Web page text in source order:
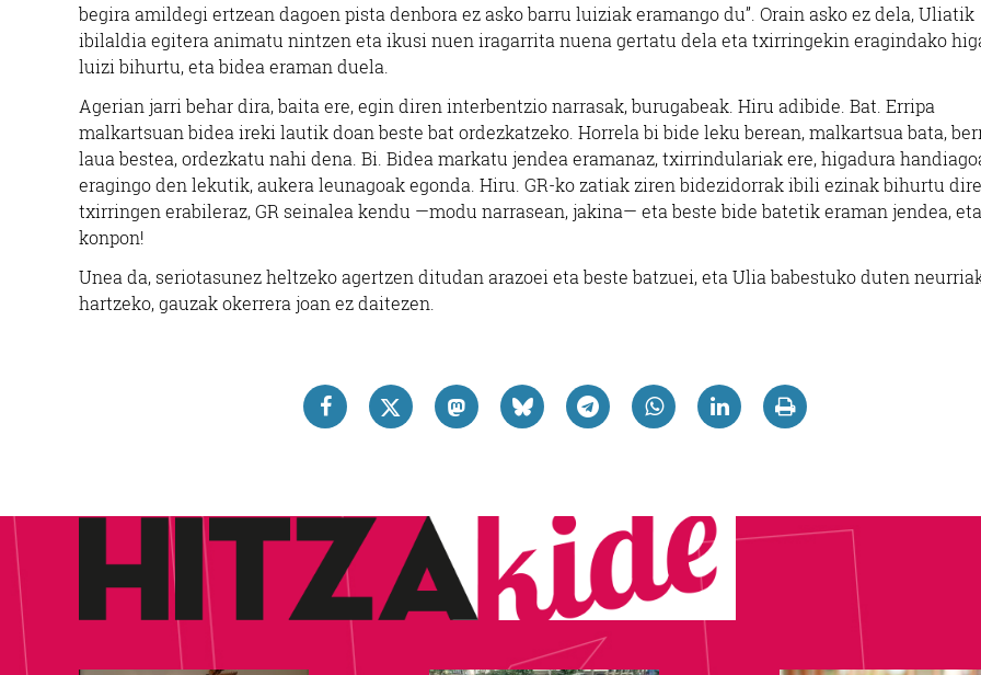
begira amildegi ertzean dagoen pista denbora ez asko barru luiziak eramango du”. Orain asko ez dela, Uliatik
ibilaldia egitera animatu nintzen eta ikusi nuen iragarrita nuena gertatu dela eta txirringekin eragindako
luizi bihurtu, eta bidea eraman duela.
Agerian jarri behar dira, baita ere, egin diren interbentzio narrasak, burugabeak. Hiru adibide. Bat. Erripa
malkartsuan bidea ireki lautik doan beste bat ordezkatzeko. Horrela bi bide leku berean, malkartsua bata,
laua bestea, ordezkatu nahi dena. Bi. Bidea markatu jendea eramanaz, txirrindulariak ere, higadura
eragingo den lekutik, aukera leunagoak egonda. Hiru. GR-ko zatiak ziren bidezidorrak ibili ezinak bihurtu
txirringen erabileraz, GR seinalea kendu —modu narrasean, jakina— eta beste bide batetik eraman jendea,
konpon!
Unea da, seriotasunez heltzeko agertzen ditudan arazoei eta beste batzuei, eta Ulia babestuko duten
hartzeko, gauzak okerrera joan ez daitezen.